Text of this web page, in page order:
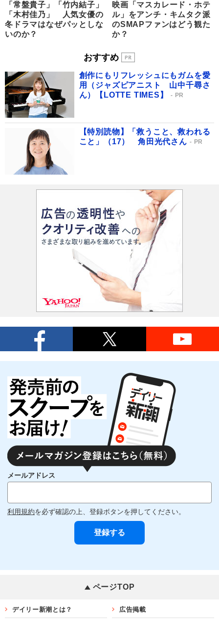
「常盤貴子」「竹内結子」
「木村佳乃」 人気女優の
冬ドラマはなぜパッとしな
いのか？
映画「マスカレード・ホテ
ル」をアンチ・キムタク派
のSMAPファンはどう観た
か？
おすすめ
創作にもリフレッシュにもガムを愛
用（ジャズピアニスト 山中千尋さ
ん）【LOTTE TIMES】
PR
【特別読物】「救うこと、救われる
こと」（17） 角田光代さん
PR
メールアドレス
利用規約を必ず確認の上、登録ボタンを押してください。
ページTOP
デイリー新潮とは？ 広告掲載